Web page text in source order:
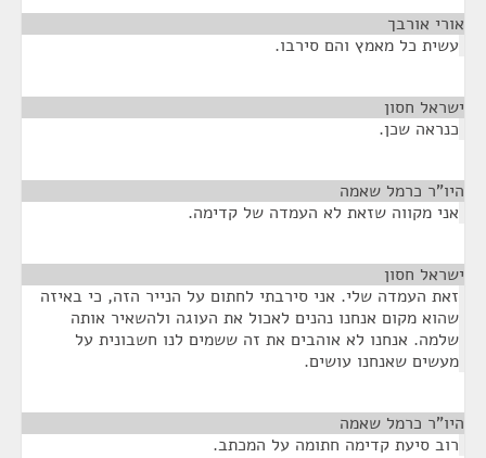
אורי אורבך
עשית כל מאמץ והם סירבו.
ישראל חסון
כנראה שכן.
היו"ר כרמל שאמה
אני מקווה שזאת לא העמדה של קדימה.
ישראל חסון
זאת העמדה שלי. אני סירבתי לחתום על הנייר הזה, כי באיזה
שהוא מקום אנחנו נהנים לאכול את העוגה ולהשאיר אותה
שלמה. אנחנו לא אוהבים את זה ששמים לנו חשבונית על
מעשים שאנחנו עושים.
היו"ר כרמל שאמה
רוב סיעת קדימה חתומה על המכתב.